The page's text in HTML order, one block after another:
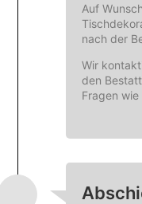
Auf
nach der
Wir
den
Fragen